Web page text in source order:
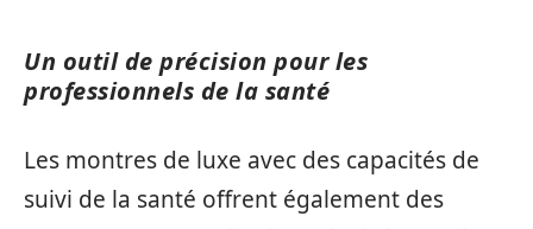
Un outil de précision pour les
professionnels de la santé
Les montres de luxe avec des capacités de
suivi de la santé offrent également des